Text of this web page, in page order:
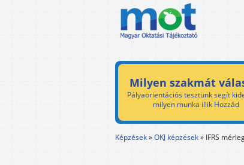
Milyen szakmát
Pályaorientációs tesztünk segít
milyen munka illik Hozzád
Képzések»OKJ képzések» IFRS